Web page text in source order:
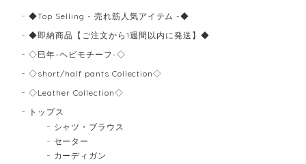
◆Top Selling - 売れ筋人気アイテム -◆
◆即納商品【ご注文から1週間以内に発送】◆
◇巳年-ヘビモチーフ-◇
◇short/half pants Collection◇
◇Leather Collection◇
トップス
シャツ・ブラウス
セーター
カーディガン